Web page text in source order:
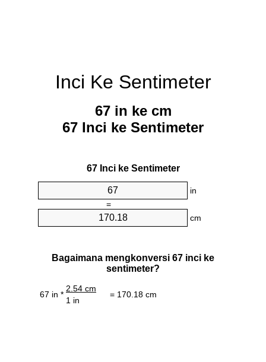
Inci Ke Sentimeter
67 in ke cm
67 Inci ke Sentimeter
67 Inci ke Sentimeter
in
=
cm
Bagaimana mengkonversi 67 inci ke
sentimeter?
67 in *
2.54 cm
= 170.18 cm
1 in